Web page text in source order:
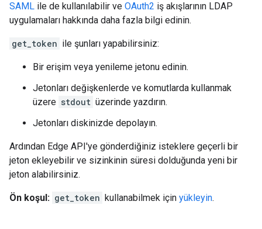
SAML ile de kullanılabilir ve OAuth2 iş akışlarının LDAP
uygulamaları hakkında daha fazla bilgi edinin.
get_token ile şunları yapabilirsiniz:
Bir erişim veya yenileme jetonu edinin.
Jetonları değişkenlerde ve komutlarda kullanmak
üzere stdout üzerinde yazdırın.
Jetonları diskinizde depolayın.
Ardından Edge API'ye gönderdiğiniz isteklere geçerli bir
jeton ekleyebilir ve sizinkinin süresi dolduğunda yeni bir
jeton alabilirsiniz.
Ön koşul: get_token kullanabilmek için yükleyin.